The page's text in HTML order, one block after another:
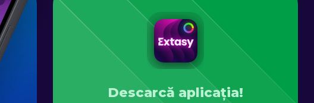
Descarcă aplicația!